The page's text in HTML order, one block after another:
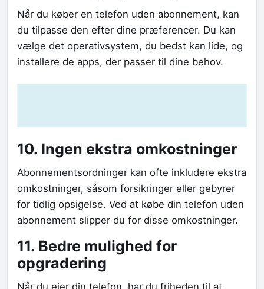
Når du køber en telefon uden abonnement, kan
du tilpasse den efter dine præferencer. Du kan
vælge det operativsystem, du bedst kan lide, og
installere de apps, der passer til dine behov.
10. Ingen ekstra omkostninger
Abonnementsordninger kan ofte inkludere ekstra
omkostninger, såsom forsikringer eller gebyrer
for tidlig opsigelse. Ved at købe din telefon uden
abonnement slipper du for disse omkostninger.
11. Bedre mulighed for
opgradering